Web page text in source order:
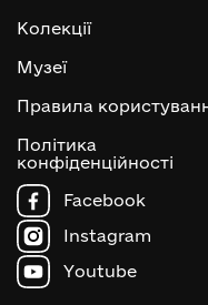
Колекції
Музеї
Правила
Політика
конфіденційності
Facebook
Instagram
Youtube